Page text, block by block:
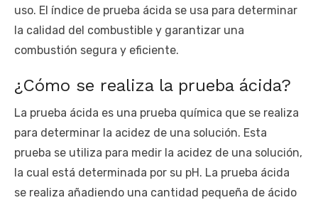
uso. El índice de prueba ácida se usa para determinar
la calidad del combustible y garantizar una
combustión segura y eficiente.
¿Cómo se realiza la prueba ácida?
La prueba ácida es una prueba química que se realiza
para determinar la acidez de una solución. Esta
prueba se utiliza para medir la acidez de una solución,
la cual está determinada por su pH. La prueba ácida
se realiza añadiendo una cantidad pequeña de ácido